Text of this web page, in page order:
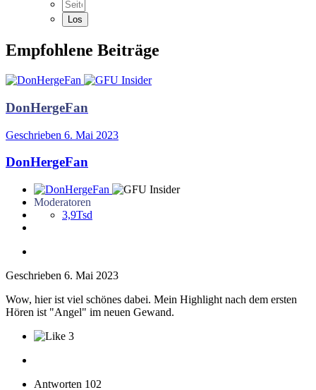
Empfohlene Beiträge
DonHergeFan
Geschrieben 6. Mai 2023
DonHergeFan
Moderatoren
3,9Tsd
Geschrieben 6. Mai 2023
Wow, hier ist viel schönes dabei. Mein Highlight nach dem ersten
Hören ist "Angel" im neuen Gewand.
3
Antworten 102